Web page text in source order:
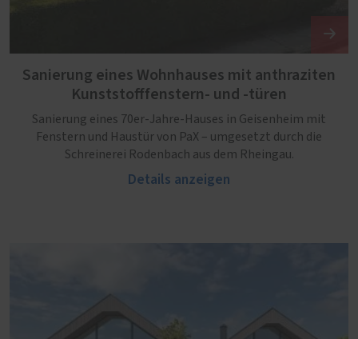
Sanierung eines Wohnhauses mit anthraziten
Kunststofffenstern- und -türen
Sanierung eines 70er-Jahre-Hauses in Geisenheim mit
Fenstern und Haustür von PaX – umgesetzt durch die
Schreinerei Rodenbach aus dem Rheingau.
Details anzeigen